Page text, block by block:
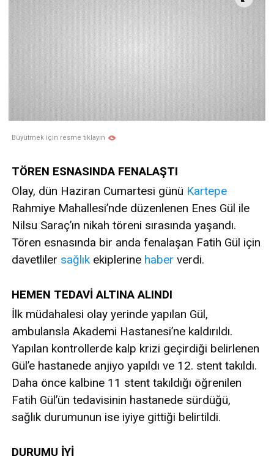
Büyütmek için resme tıklayın
TÖREN ESNASINDA FENALAŞTI
Olay, dün Haziran Cumartesi günü Kartepe
Rahmiye Mahallesi’nde düzenlenen Enes Gül ile
Nilsu Saraç’ın nikah töreni sırasında yaşandı.
Tören esnasında bir anda fenalaşan Fatih Gül için
davetliler sağlık ekiplerine haber verdi.
HEMEN TEDAVİ ALTINA ALINDI
İlk müdahalesi olay yerinde yapılan Gül,
ambulansla Akademi Hastanesi’ne kaldırıldı.
Yapılan kontrollerde kalp krizi geçirdiği belirlenen
Gül’e hastanede anjiyo yapıldı ve 12. stent takıldı.
Daha önce kalbine 11 stent takıldığı öğrenilen
Fatih Gül’ün tedavisinin hastanede sürdüğü,
sağlık durumunun ise iyiye gittiği belirtildi.
DURUMU İYİ